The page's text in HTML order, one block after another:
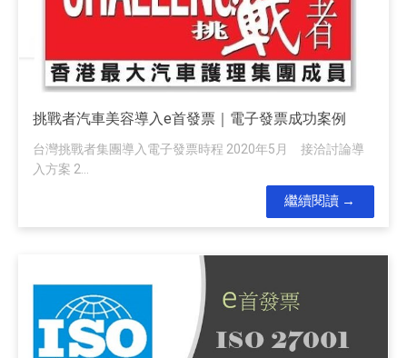
挑戰者汽車美容導入e首發票｜電子發票成功案例
台灣挑戰者集團導入電子發票時程 2020年5月 接洽討論導
入方案 2...
繼續閱讀